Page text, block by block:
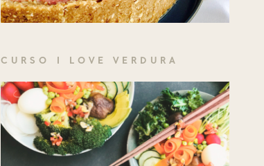
CURSO I LOVE VERDURA